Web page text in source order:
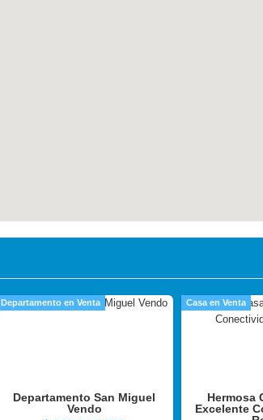
Departamento San Miguel
Vendo
Departamento en Venta
Hermosa
Excelente
Casa en Venta